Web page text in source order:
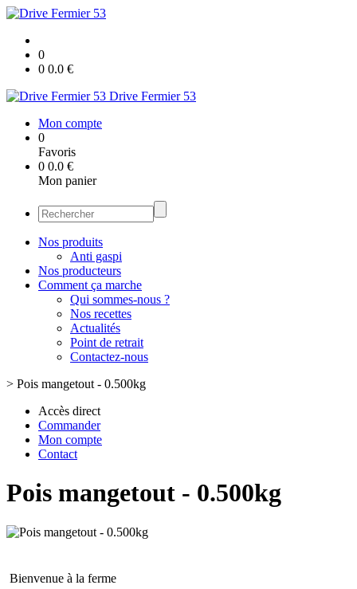
0
0 0.0 €
Drive Fermier 53
Mon compte
0
Favoris
0 0.0 €
Mon panier
Nos produits
Anti gaspi
Nos producteurs
Comment ça marche
Qui sommes-nous ?
Nos recettes
Actualités
Point de retrait
Contactez-nous
> Pois mangetout - 0.500kg
Accès direct
Commander
Mon compte
Contact
Pois mangetout - 0.500kg
Bienvenue à la ferme